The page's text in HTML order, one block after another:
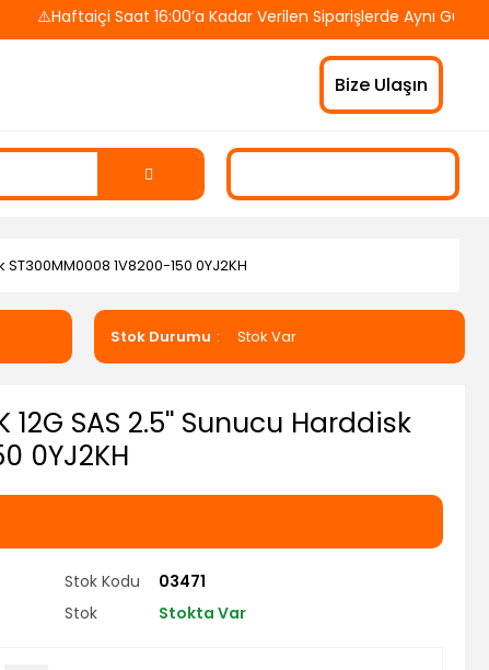
⚠️Haftaiçi Saat 16:00’a Kadar Verilen Siparişlerde Aynı Gün
Bize Ulaşın
ST300MM0008 1V8200-150 0YJ2KH
Stok Durumu Stok Var
12G SAS 2.5'' Sunucu Harddisk
0YJ2KH
Stok Kodu
03471
Stok Stokta Var